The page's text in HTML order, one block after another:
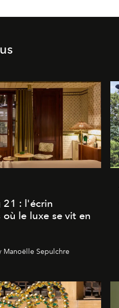
21 : l'écrin
le luxe se vit en
Manoëlle Sepulchre